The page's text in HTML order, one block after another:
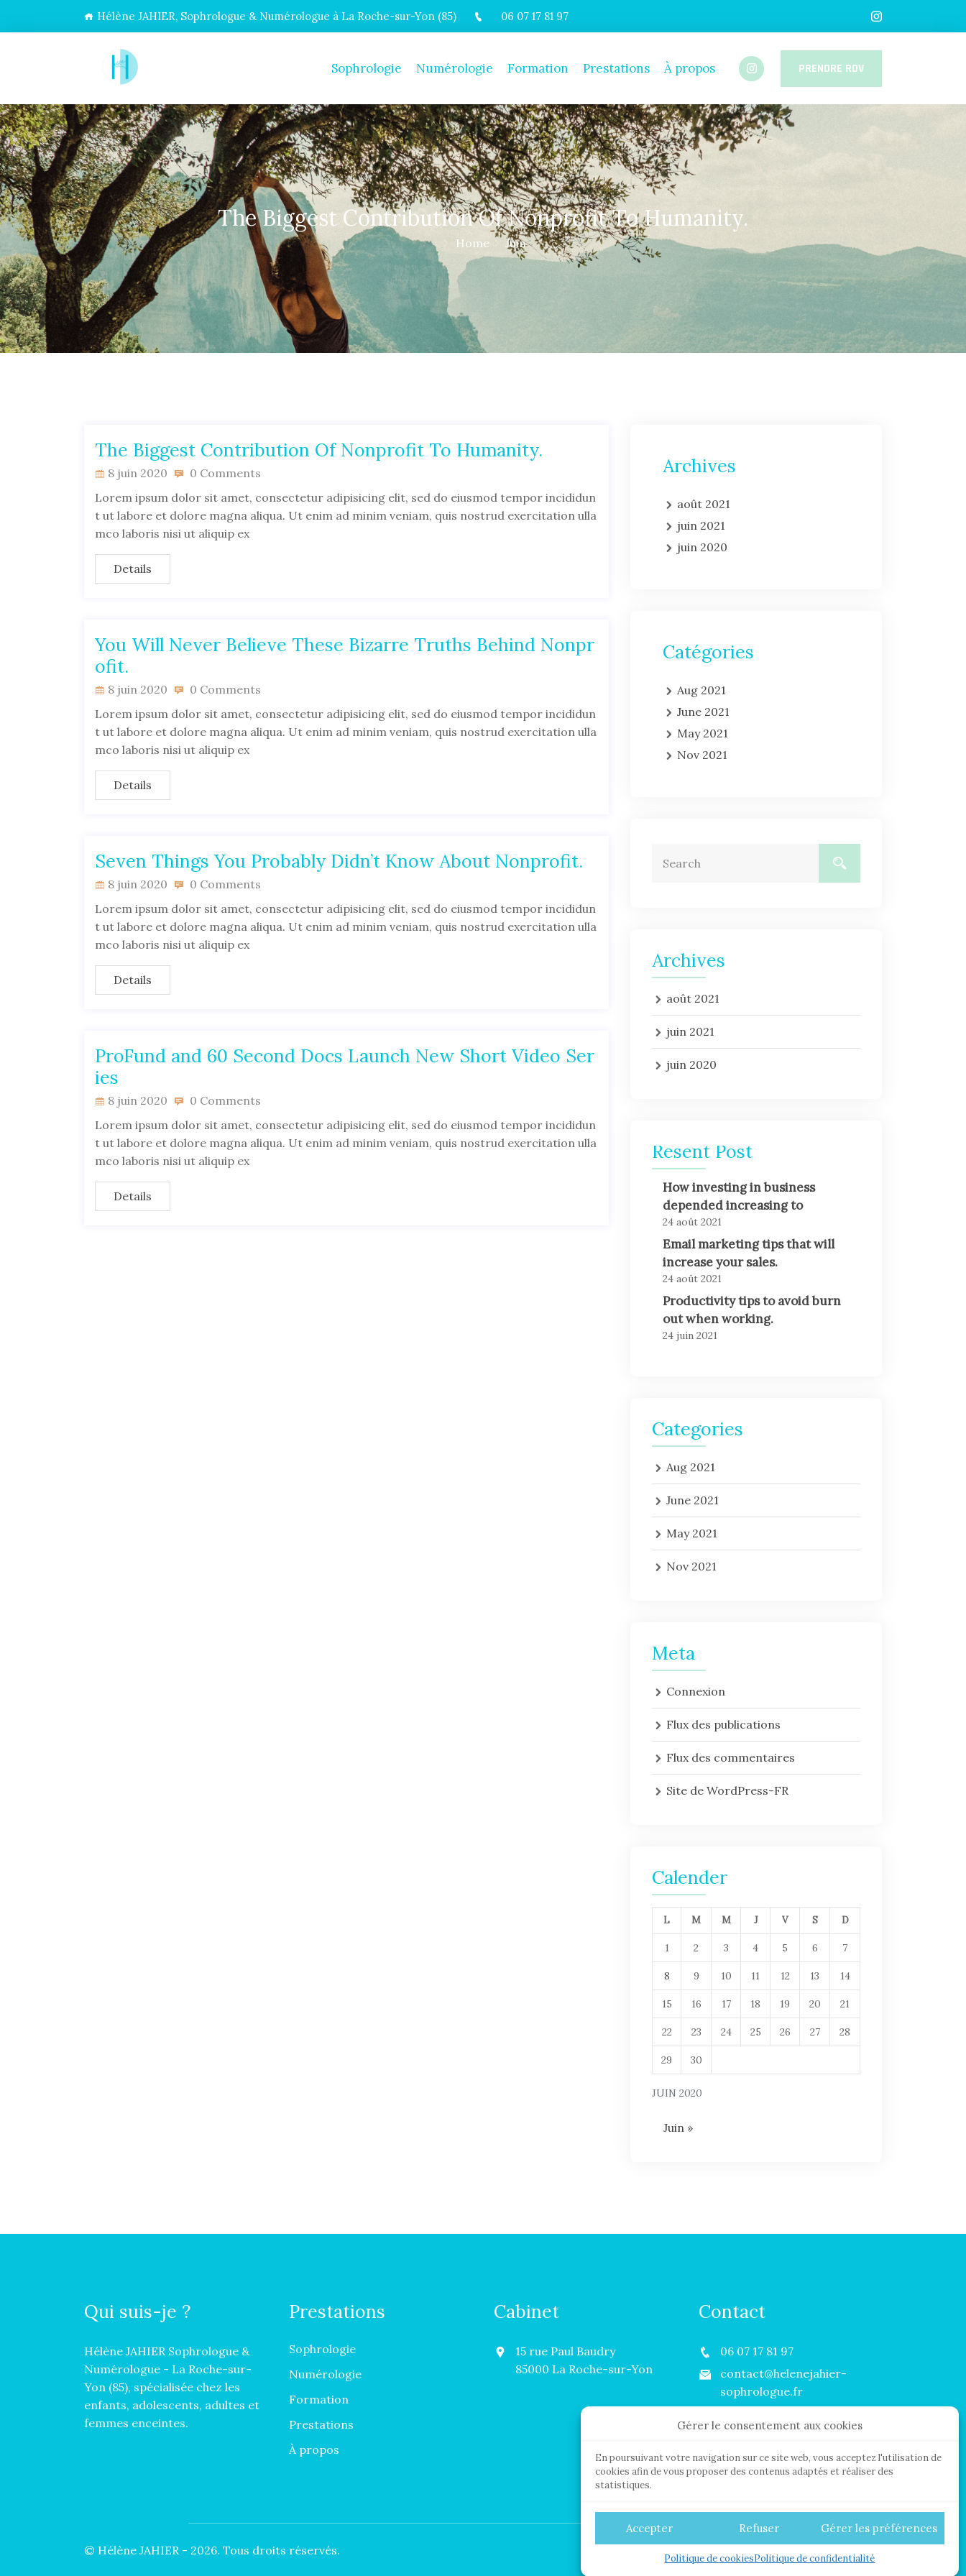
Gérer le consentement aux cookies
En poursuivant votre navigation sur ce site web, vous acceptez l'utilisation de
cookies afin de vous proposer des contenus adaptés et réaliser des
statistiques.
Accepter Refuser Gérer les préférences
Politique de cookiesPolitique de confidentialité
Hélène JAHIER, Sophrologue & Numérologue à La Roche-sur-Yon (85) 06 07 17 81 97
Sophrologie Numérologie Formation Prestations À propos PRENDRE RDV
The Biggest Contribution Of Nonprofit To Humanity.
Home Juin
The Biggest Contribution Of Nonprofit To Humanity.
8 juin 2020
0 Comments
Lorem ipsum dolor sit amet, consectetur adipisicing elit, sed do eiusmod tempor incididun
t ut labore et dolore magna aliqua. Ut enim ad minim veniam, quis nostrud exercitation ulla
mco laboris nisi ut aliquip ex
Details
You Will Never Believe These Bizarre Truths Behind Nonpr
ofit.
8 juin 2020
0 Comments
Lorem ipsum dolor sit amet, consectetur adipisicing elit, sed do eiusmod tempor incididun
t ut labore et dolore magna aliqua. Ut enim ad minim veniam, quis nostrud exercitation ulla
mco laboris nisi ut aliquip ex
Details
Seven Things You Probably Didn’t Know About Nonprofit.
8 juin 2020
0 Comments
Lorem ipsum dolor sit amet, consectetur adipisicing elit, sed do eiusmod tempor incididun
t ut labore et dolore magna aliqua. Ut enim ad minim veniam, quis nostrud exercitation ulla
mco laboris nisi ut aliquip ex
Details
ProFund and 60 Second Docs Launch New Short Video Ser
ies
8 juin 2020
0 Comments
Lorem ipsum dolor sit amet, consectetur adipisicing elit, sed do eiusmod tempor incididun
t ut labore et dolore magna aliqua. Ut enim ad minim veniam, quis nostrud exercitation ulla
mco laboris nisi ut aliquip ex
Details
Archives
août 2021
juin 2021
juin 2020
Catégories
Aug 2021
June 2021
May 2021
Nov 2021
Archives
août 2021
juin 2021
juin 2020
Resent Post
How investing in business
depended increasing to
24 août 2021
Email marketing tips that will
increase your sales.
24 août 2021
Productivity tips to avoid burn
out when working.
24 juin 2021
Categories
Aug 2021
June 2021
May 2021
Nov 2021
Meta
Connexion
Flux des publications
Flux des commentaires
Site de WordPress-FR
Calender
JUIN 2020
L M M J V S D
1 2 3 4 5 6 7
8 9 10 11 12 13 14
15 16 17 18 19 20 21
22 23 24 25 26 27 28
29 30
Juin »
Qui suis-je ?
Hélène JAHIER Sophrologue &
Numérologue - La Roche-sur-
Yon (85), spécialisée chez les
enfants, adolescents, adultes et
femmes enceintes.
Prestations
Sophrologie
Numérologie
Formation
Prestations
À propos
Cabinet
15 rue Paul Baudry
85000 La Roche-sur-Yon
Contact
06 07 17 81 97
contact@helenejahier-
sophrologue.fr
09H00 - 18H00
© Hélène JAHIER - 2026. Tous droits réservés. Politique de confidentialité